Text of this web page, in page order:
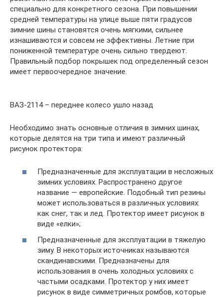
специально для конкретного сезона. При повышении
средней температуры на улице выше пяти градусов
зимние шины становятся очень мягкими, сильнее
изнашиваются и совсем не эффективны. Летние при
пониженной температуре очень сильно твердеют.
Правильный подбор покрышек под определенный сезон
имеет первоочередное значение.
ВАЗ-2114 – переднее колесо ушло назад
Необходимо знать основные отличия в зимних шинах,
которые делятся на три типа и имеют различный
рисунок протектора:
Предназначенные для эксплуатации в несложных
зимних условиях. Распространено другое
название — европейские. Подобный тип резины
может использоваться в различных условиях:
как снег, так и лед. Протектор имеет рисунок в
виде «елки»;
Предназначенные для эксплуатации в тяжелую
зиму. В некоторых источниках называются
скандинавскими. Предназначены для
использования в очень холодных условиях с
частыми осадками. Протектор у них имеет
рисунок в виде симметричных ромбов, которые